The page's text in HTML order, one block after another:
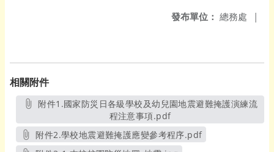
發布單位： 總務處 |
相關附件
附件1.國家防災日各級學校及幼兒園地震避難掩護演練流
程注意事項.pdf另開新視窗
附件2.學校地震避難掩護應變參考程序.pdf
另開新視窗